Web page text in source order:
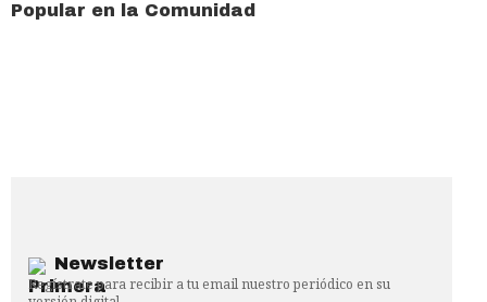
Popular en la Comunidad
Newsletter
Regístrate para recibir a tu email nuestro periódico en su